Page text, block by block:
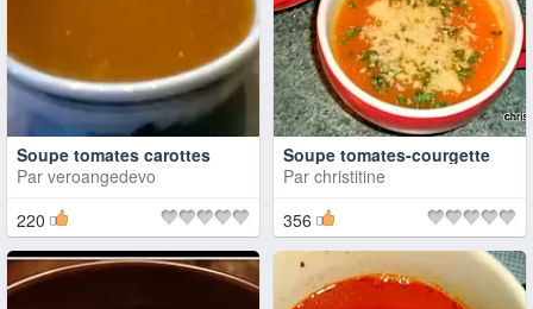
Soupe tomates carottes
Par veroangedevo
220
Soupe tomates-courgette
Par christitine
356